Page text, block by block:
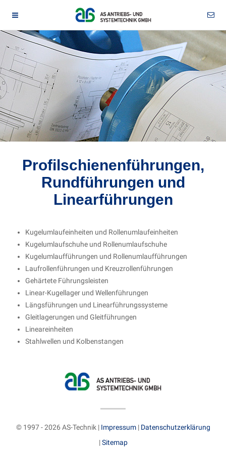
Profilschienenführungen,
Rundführungen und
Linearführungen
Kugelumlaufeinheiten und Rollenumlaufeinheiten
Kugelumlaufschuhe und Rollenumlaufschuhe
Kugelumlaufführungen und Rollenumlaufführungen
Laufrollenführungen und Kreuzrollenführungen
Gehärtete Führungsleisten
Linear-Kugellager und Wellenführungen
Längsführungen und Linearführungssysteme
Gleitlagerungen und Gleitführungen
Lineareinheiten
Stahlwellen und Kolbenstangen
© 1997 - 2026 AS-Technik | Impressum| Datenschutzerklärung
|Sitemap